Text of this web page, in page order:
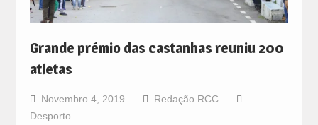
Grande prémio das castanhas reuniu 200
atletas
Novembro 4, 2019
Redação RCC
Desporto